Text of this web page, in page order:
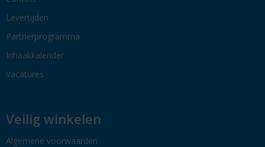
Levertijden
Partnerprogramma
Inhaakkalender
Vacatures
Veilig winkelen
Algemene voorwaarden